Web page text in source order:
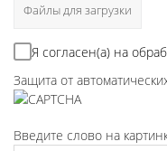
Файлы для загрузки
Я согласен(а) на
Защита от
Введите слово на